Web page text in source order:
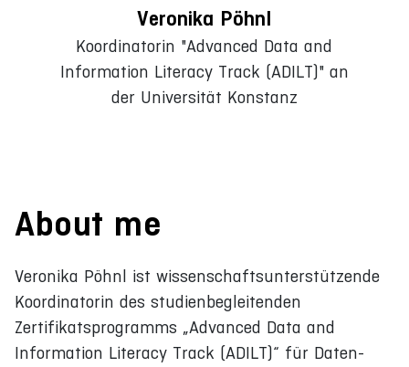
Veronika Pöhnl
Koordinatorin "Advanced Data and
Information Literacy Track (ADILT)" an
der Universität Konstanz
About me
Veronika Pöhnl ist wissenschaftsunterstützende
Koordinatorin des studienbegleitenden
Zertifikatsprogramms „Advanced Data and
Information Literacy Track (ADILT)“ für Daten-